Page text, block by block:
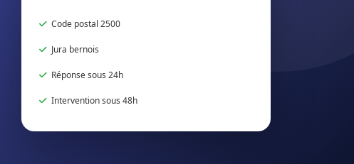
Code postal 2500
Jura bernois
Réponse sous 24h
Intervention sous 48h